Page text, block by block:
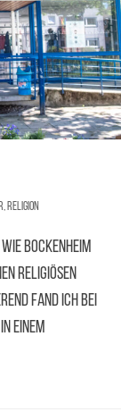
, Religion
Bockenheim
religiösen
fand ich bei
einem